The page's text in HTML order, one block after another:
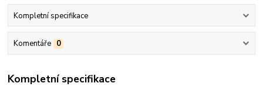
Kompletní specifikace
Komentáře 0
Kompletní specifikace